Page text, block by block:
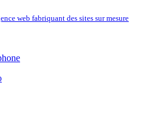
web fabriquant des sites sur mesure